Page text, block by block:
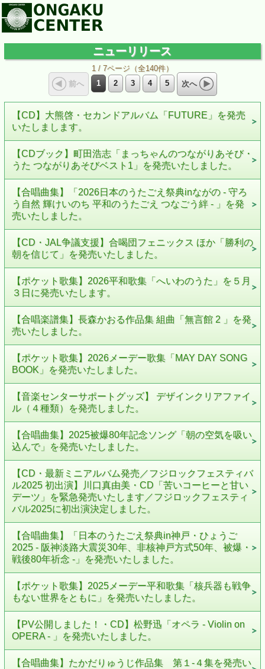
ニューリリース
1 / 7ページ（全140件）
前へ
1 2 3 4 5 次へ
【CD】大熊啓・セカンドアルバム「FUTURE」を発売
いたしまします。
【CDブック】町田浩志「まっちゃんのつながりあそび・
うた つながりあそびベスト1」を発売いたしました。
【合唱曲集】「2026日本のうたごえ祭典inながの - 守ろ
う自然 輝けいのち 平和のうたごえ つなごう絆 - 」を発
売いたしました。
【CD・JAL争議支援】合喝団フェニックス ほか「勝利の
朝を信じて」を発売いたしました。
【ポケット歌集】2026平和歌集「へいわのうた」を５月
３日に発売いたします。
【合唱楽譜集】長森かおる作品集 組曲「無言館 2 」を発
売いたしました。
【ポケット歌集】2026メーデー歌集「MAY DAY SONG
BOOK」を発売いたしました。
【音楽センターサポートグッズ】 デザインクリアファイ
ル（４種類）を発売しました。
【合唱曲集】2025被爆80年記念ソング「朝の空気を吸い
込んで」を発売いたしました。
【CD・最新ミニアルバム発売／フジロックフェスティバ
ル2025 初出演】川口真由美・CD「苦いコーヒーと甘い
デーツ」を緊急発売いたします／フジロックフェスティ
バル2025に初出演決定しました。
【合唱曲集】「日本のうたごえ祭典in神戸・ひょうご
2025 - 阪神淡路大震災30年、非核神戸方式50年、被爆・
戦後80年祈念 -」を発売いたしました。
【ポケット歌集】2025メーデー平和歌集「核兵器も戦争
もない世界をともに」を発売いたしました。
【PV公開しました！・CD】松野迅「オペラ - Violin on
OPERA - 」を発売いたしました。
【合唱曲集】たかだりゅうじ作品集 第１-４集を発売い